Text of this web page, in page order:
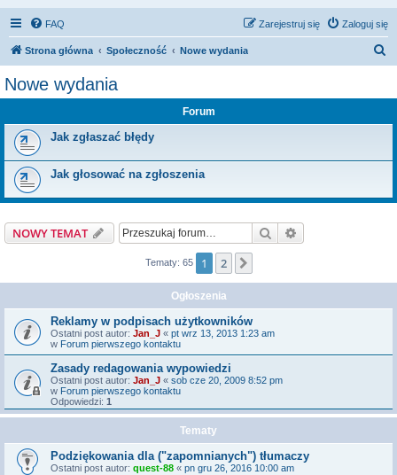
FAQ Zaloguj się
Zarejestruj się
Strona główna Społeczność Nowe wydania
Nowe wydania
Forum
Jak zgłaszać błędy
Jak głosować na zgłoszenia
NOWY TEMAT Szukaj
Tematy: 65 1 2
Ogłoszenia
Reklamy w podpisach użytkowników
Ostatni post autor: Jan_J « pt wrz 13, 2013 1:23 am
w Forum pierwszego kontaktu
Zasady redagowania wypowiedzi
Ostatni post autor: Jan_J « sob cze 20, 2009 8:52 pm
w Forum pierwszego kontaktu
Odpowiedzi: 1
Tematy
Podziękowania dla ("zapomnianych") tłumaczy
Ostatni post autor: quest-88 « pn gru 26, 2016 10:00 am